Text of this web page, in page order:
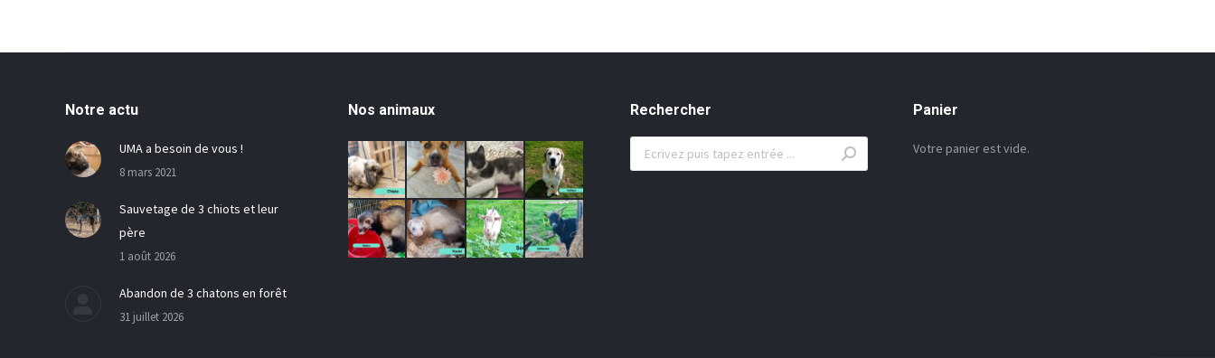
Notre actu
UMA a besoin de vous !
8 mars 2021
Sauvetage de 3 chiots et leur
père
1 août 2026
Abandon de 3 chatons en forêt
31 juillet 2026
Nos animaux Rechercher
Search:
Panier
Votre panier est vide.